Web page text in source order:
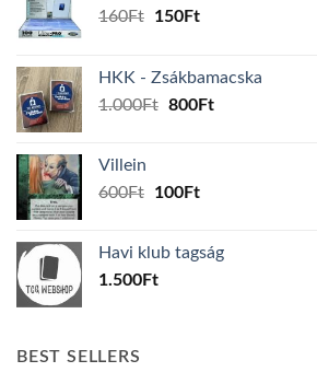
160Ft
Original
160Ft.
150FtCurrent
150Ft.
HKK - Zsákbamacska
1.000Ft Original
800FtCurrent
Villein
600Ft
Original
600Ft.
100FtCurrent
100Ft.
Havi klub tagság
1.500Ft
BEST SELLERS